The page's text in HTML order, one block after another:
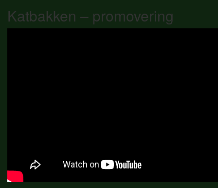
Katbakken – promovering